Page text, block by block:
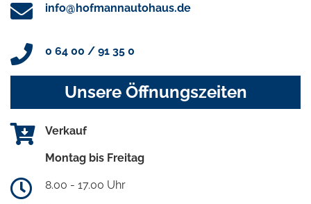
info@hofmannautohaus.de
0 64 00 / 91 35 0
Unsere Öffnungszeiten
Verkauf
Montag bis Freitag
8.00 - 17.00 Uhr